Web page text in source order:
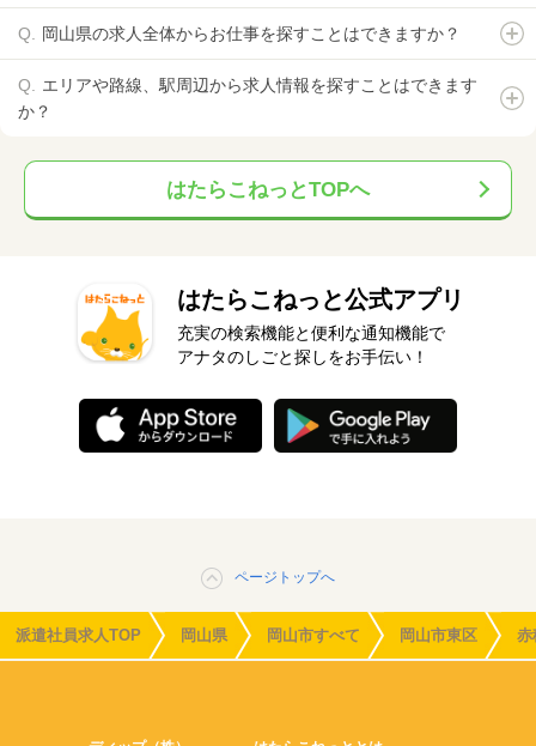
岡山県の求人全体からお仕事を探すことはできますか？
エリアや路線、駅周辺から求人情報を探すことはできます
か？
はたらこねっとTOPへ
はたらこねっと公式アプリ
充実の検索機能と便利な通知機能で
アナタのしごと探しをお手伝い！
ページトップへ
派遣社員求人TOP 岡山県 岡山市すべて 岡山市東区 赤